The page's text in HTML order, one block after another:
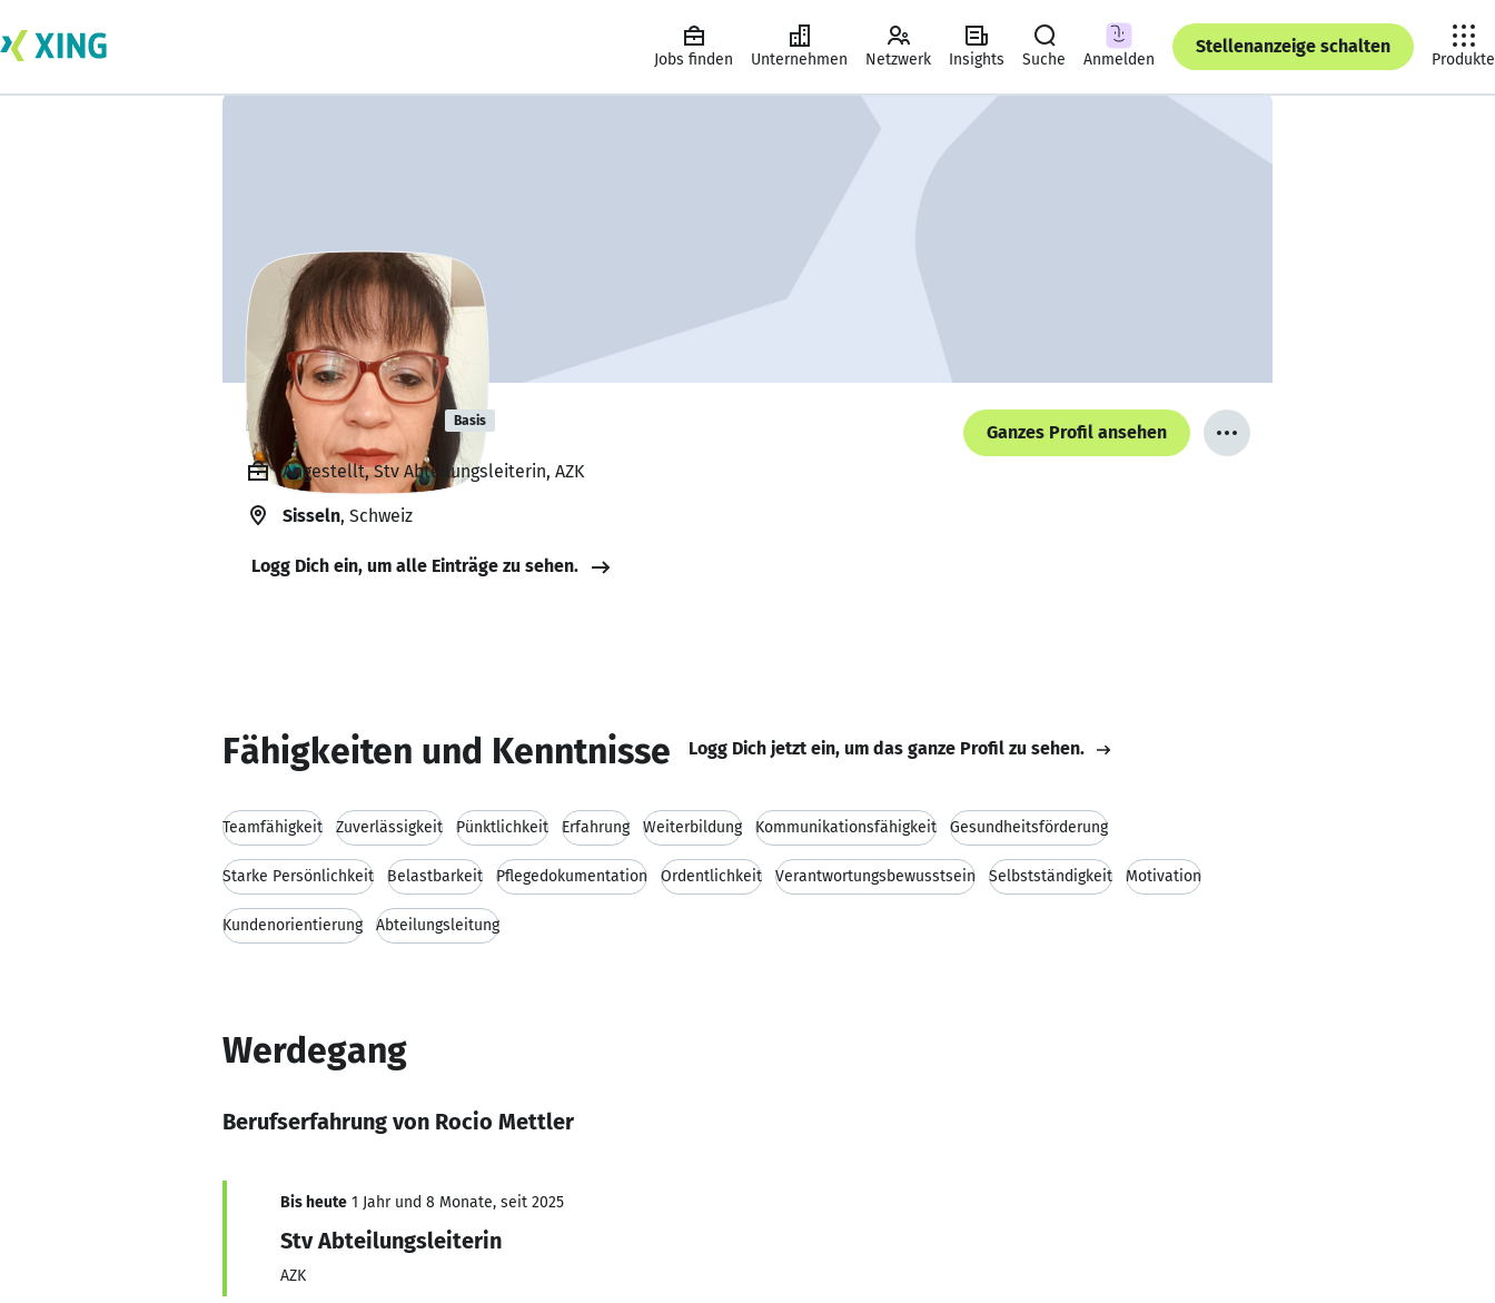
Jobs finden Unternehmen Netzwerk Insights Suche Anmelden
Stellenanzeige schalten
Produkte
Rocio Mettler Basis
Ganzes Profil ansehen
Angestellt, Stv Abteilungsleiterin, AZK
Sisseln, Schweiz
Logg Dich ein, um alle Einträge zu sehen.
Fähigkeiten und Kenntnisse Logg Dich jetzt ein, um das ganze Profil zu sehen.
Teamfähigkeit Zuverlässigkeit Pünktlichkeit Erfahrung Weiterbildung Kommunikationsfähigkeit Gesundheitsförderung
Starke Persönlichkeit Belastbarkeit Pflegedokumentation Ordentlichkeit Verantwortungsbewusstsein Selbstständigkeit Motivation
Kundenorientierung Abteilungsleitung
Werdegang
Berufserfahrung von Rocio Mettler
Bis heute 1 Jahr und 8 Monate, seit 2025
Stv Abteilungsleiterin
AZK